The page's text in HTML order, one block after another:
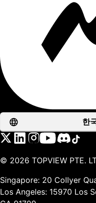
한
© 2026 TOPVIEW PTE.
Singapore: 20 Collyer
Los Angeles: 15970 Los